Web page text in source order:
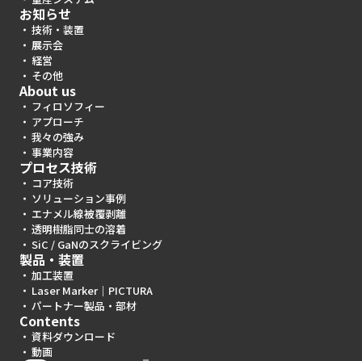
お知らせ
技術・装置
展示会
経営
その他
About us
フィロソフィー
アプローチ
我々の強み
事業内容
プロセス技術
コア技術
ソリューション事例
エナメル線被覆剥離
透明樹脂同士の溶着
SiC / GaNのスクライビング
製品・装置
加工装置
Laser Marker｜PICTURA
パートナー製品・部材
Contents
資料ダウンロード
動画